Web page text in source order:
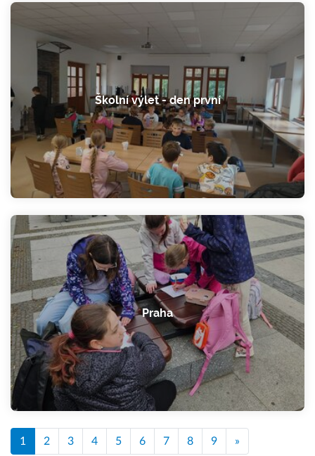
Školní výlet - den první
Praha
1 2 3 4 5 6 7 8 9 »